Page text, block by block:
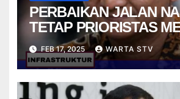
PERBAIKAN JALAN
TETAP PRIORISTAS
ANGGARAN
FEB 17, 2025 WARTA STV